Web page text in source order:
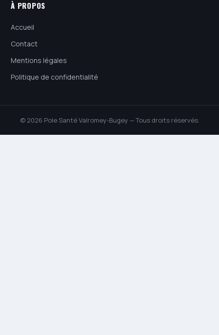
À PROPOS
Accueil
Contact
Mentions légales
Politique de confidentialité
© 2026 Pole Santé Valromey-Bugey — Tous droits réservés.